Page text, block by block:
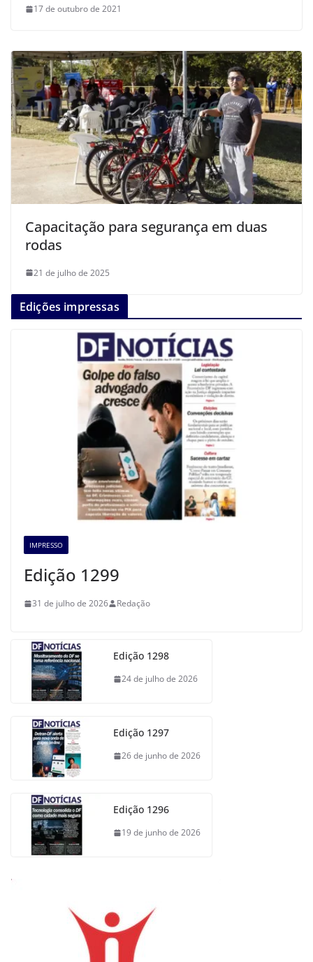
17 de outubro de 2021
Capacitação para segurança em duas
rodas
21 de julho de 2025
Edições impressas
IMPRESSO
Edição 1299
31 de julho de 2026 Redação
Edição 1298
24 de julho de 2026
Edição 1297
26 de junho de 2026
Edição 1296
19 de junho de 2026